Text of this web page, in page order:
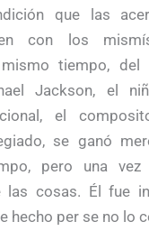
que las
con los
mismo tiempo,
Jackson, el
el
se ganó
pero una
las cosas. Él fue
hecho per se no lo